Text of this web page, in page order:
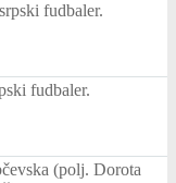
fudbaler.
fudbaler.
(polj. Dorota